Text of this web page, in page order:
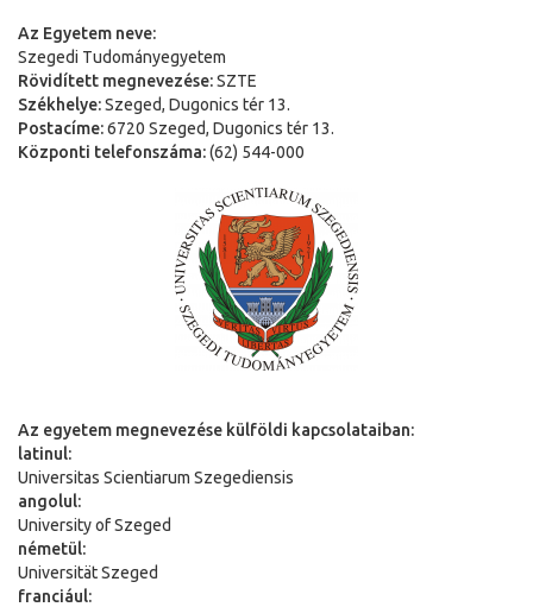
Az Egyetem neve:
Szegedi Tudományegyetem
Rövidített megnevezése:SZTE
Székhelye:Szeged, Dugonics tér 13.
Postacíme:6720 Szeged, Dugonics tér 13.
Központi telefonszáma:(62) 544-000
Az egyetem megnevezése külföldi kapcsolataiban:
latinul:
Universitas Scientiarum Szegediensis
angolul:
University of Szeged
németül:
Universität Szeged
franciául: